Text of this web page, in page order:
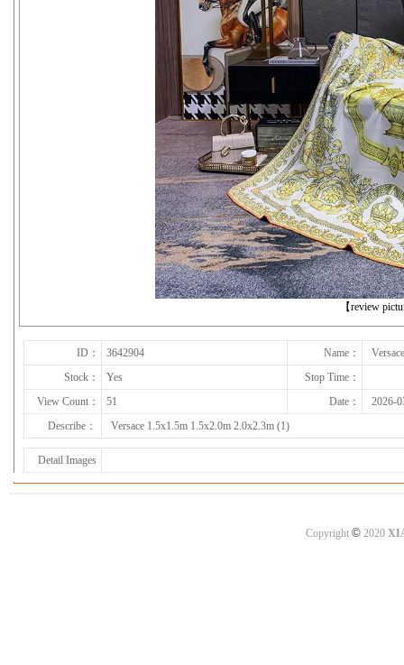
【review
下一张
ID： 3642904 Name：
Stock：
Yes
Stop Time：
View Count：
51 Date：
2026-
Describe：
Versace 1.5x1.5m 1.5x2.0m 2.0x2.3m (1)
Detail Images
Copyright ©2020